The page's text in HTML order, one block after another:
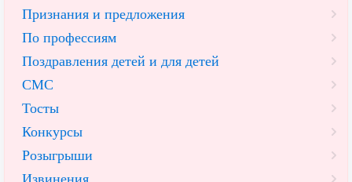
Признания и предложения
По профессиям
Поздравления детей и для детей
СМС
Тосты
Конкурсы
Розыгрыши